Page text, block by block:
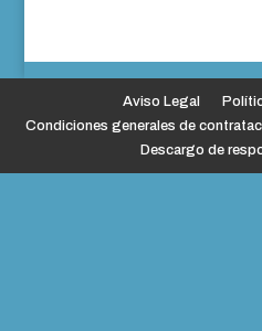
Aviso Legal
Condiciones generales de
Descargo de